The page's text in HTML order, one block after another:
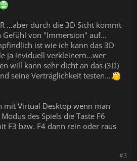
...aber durch die 3D Sicht kommt
von "Immersion" auf...
ist wie ich kann das 3D
ja inviduell verkleinern...wer
will kann sehr dicht an das (3D)
seine Verträglichkeit testen...
mit Virtual Desktop wenn man
des Spiels die Taste F6
F3 bzw. F4 dann rein oder raus
#3